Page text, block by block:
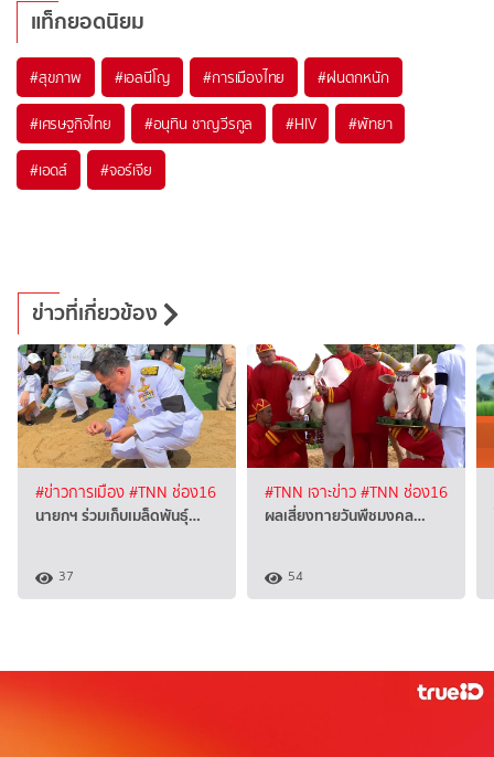
แท็กยอดนิยม
#สุขภาพ #เอลนีโญ #การเมืองไทย #ฝนตกหนัก
#เศรษฐกิจไทย #อนุทิน ชาญวีรกูล #HIV #พัทยา
#เอดส์ #จอร์เจีย
ข่าวที่เกี่ยวข้อง
#ข่าวการเมือง#TNN ช่อง16
นายกฯ ร่วมเก็บเมล็ดพันธุ์…
37
#TNN เจาะข่าว#TNN ช่อง16
ผลเสี่ยงทายวันพืชมงคล…
54